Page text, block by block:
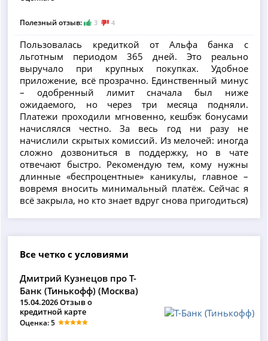
Полезный отзыв: 3 4
Пользовалась кредиткой от Альфа банка с
льготным периодом 365 дней. Это реально
выручало при крупных покупках. Удобное
приложение, всё прозрачно. Единственный минус
– одобренный лимит сначала был ниже
ожидаемого, но через три месяца подняли.
Платежи проходили мгновенно, кешбэк бонусами
начислялся честно. За весь год ни разу не
начислили скрытых комиссий. Из мелочей: иногда
сложно дозвониться в поддержку, но в чате
отвечают быстро. Рекомендую тем, кому нужны
длинные «беспроцентные» каникулы, главное –
вовремя вносить минимальный платёж. Сейчас я
всё закрыла, но кто знает вдруг снова пригодиться)
Все четко с условиями
Дмитрий Кузнецов про Т-
Банк (Тинькофф) (Москва)
15.04.2026 Отзыв о
кредитной карте
Оценка: 5